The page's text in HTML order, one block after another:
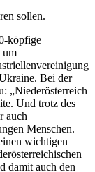
sollen.
köpfige
um
Bei der
„Niederösterreich
Und trotz des
auch
Menschen.
wichtigen
damit auch den